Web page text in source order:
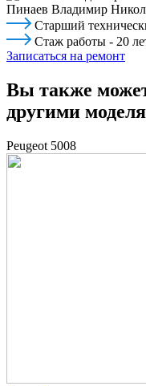
Пинаев Владимир
Старший
Стаж работы - 20
Записаться на ремонт
Вы также
другими
Peugeot 5008